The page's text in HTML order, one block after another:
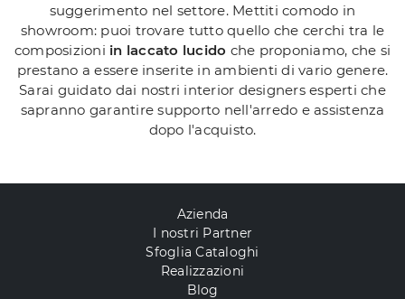
suggerimento nel settore. Mettiti comodo in
showroom: puoi trovare tutto quello che cerchi tra le
composizioni in laccato lucido che proponiamo, che si
prestano a essere inserite in ambienti di vario genere.
Sarai guidato dai nostri interior designers esperti che
sapranno garantire supporto nell'arredo e assistenza
dopo l'acquisto.
Azienda
I nostri Partner
Sfoglia Cataloghi
Realizzazioni
Blog